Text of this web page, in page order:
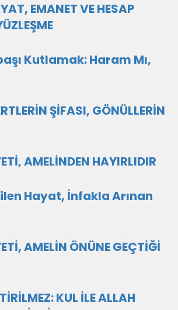
EMANET VE HESAP
Kutlamak: Haram Mı,
ŞİFASI, GÖNÜLLERİN
AMELİNDEN HAYIRLIDIR
Hayat, İnfakla Arınan
AMELİN ÖNÜNE GEÇTİĞİ
KUL İLE ALLAH